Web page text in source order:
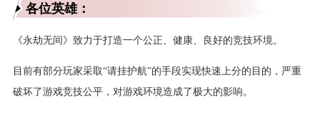
各位英雄：
《永劫无间》致力于打造一个公正、健康、良好的竞技环境。
目前有部分玩家采取“请挂护航”的手段实现快速上分的目的，严重
破坏了游戏竞技公平，对游戏环境造成了极大的影响。